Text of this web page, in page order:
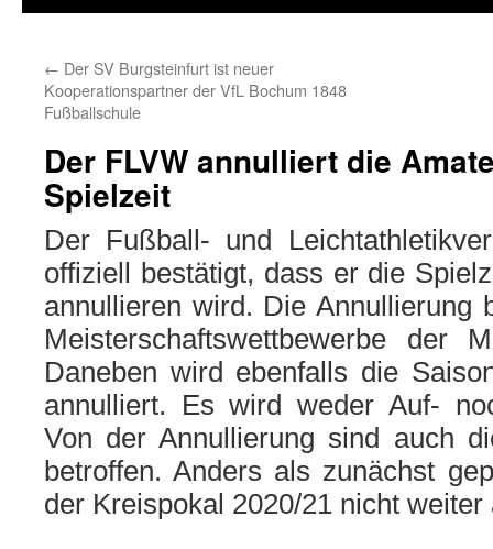
← Der SV Burgsteinfurt ist neuer
Kooperationspartner der VfL Bochum 1848
Fußballschule
Der FLVW annulliert die
Spielzeit
Der Fußball- und
offiziell bestätigt, dass er die
annullieren wird. Die Annullierung
Meisterschaftswettbewerbe der
Daneben wird ebenfalls die
annulliert. Es wird weder Auf-
Von der Annullierung sind auch
betroffen. Anders als zunächst
der Kreispokal 2020/21 nicht weiter